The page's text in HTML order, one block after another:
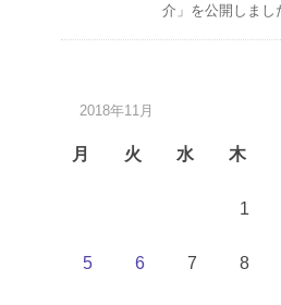
介」を公開しまし
2018年11月
月 火 水 木
1
5 6 7 8